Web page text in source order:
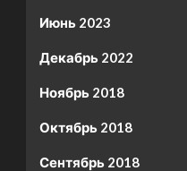
Июнь 2023
Декабрь 2022
Ноябрь 2018
Октябрь 2018
Сентябрь 2018